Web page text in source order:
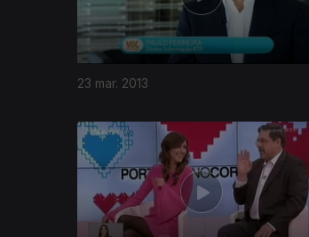
23 mar. 2013
106836